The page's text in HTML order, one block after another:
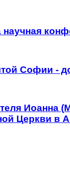
Софии -
Иоанна
Церкви в